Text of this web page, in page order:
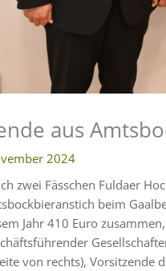
aus
2024
zwei Fässchen Fuldaer
beim
Jahr 410 Euro
von rechts), Vorsitzende